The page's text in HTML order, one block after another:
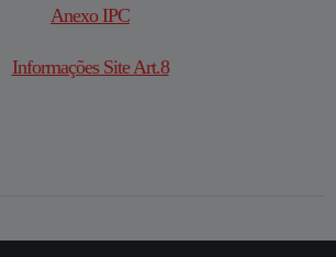
​​​​​​​​​​​​Anexo IPC​​​
​​​​​​​​​​​​Informações Site Art.8​​​​